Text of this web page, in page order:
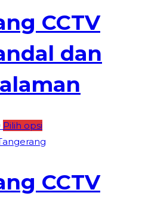
CCTV
dan
Rentang
harga:
Rp75.000
Pilih opsi
ini
beberapa
varian.
CCTV